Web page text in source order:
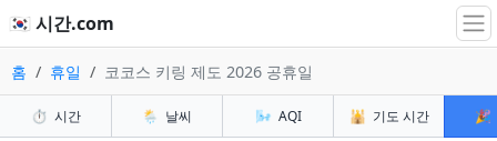
🇰🇷 시간.com
홈 휴일 코코스 키링 제도 2026 공휴일
⏱️ 시간 🌦️ 날씨 🌬️ AQI 🕌 기도 시간 🎉